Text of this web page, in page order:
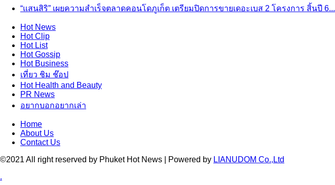
“แสนสิริ” เผยความสำเร็จตลาดคอนโดภูเก็ต เตรียมปิดการขายเดอะเบส 2 โครงการ สิ้นปี 6...
HotNews
HotClip
HotList
HotGossip
HotBusiness
เที่ยว ชิม ช๊อป
HotHealth and Beauty
PR News
อยากบอกอยากเล่า
Home
About Us
Contact Us
©2021 All right reserved by Phuket Hot News | Powered by LIANUDOM Co.,Ltd
.